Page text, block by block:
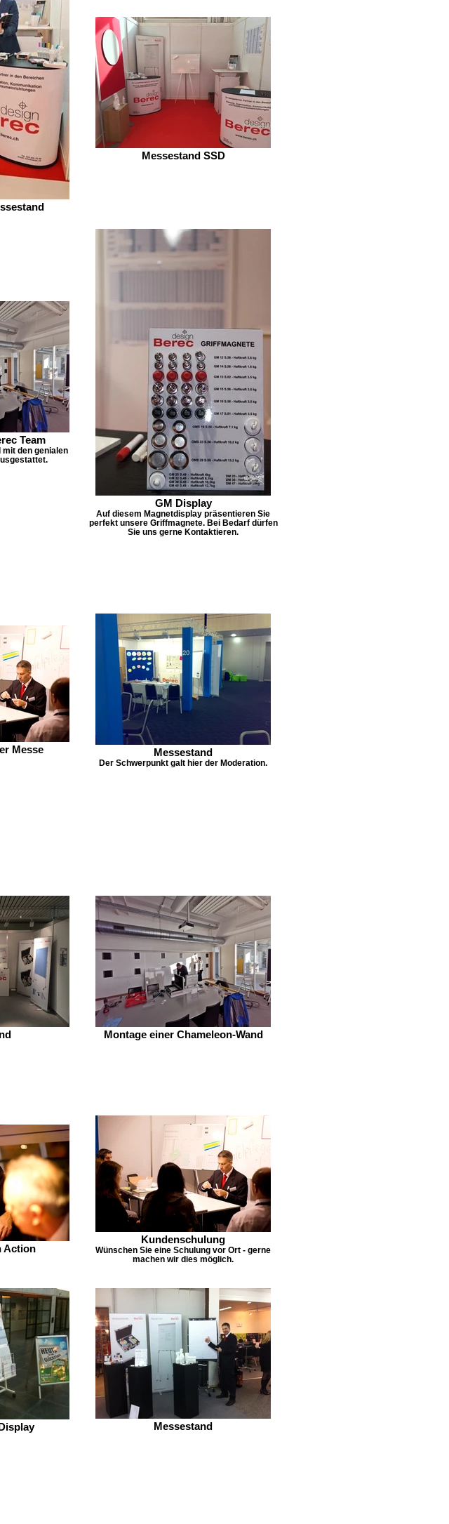
Messestand SSD
Team
mit den genialen
GM Display
Auf diesem Magnetdisplay präsentieren Sie
perfekt unsere Griffmagnete. Bei Bedarf dürfen
Sie uns gerne Kontaktieren.
Messe Messestand
Der Schwerpunkt galt hier der Moderation.
Montage einer Chameleon-Wand
Action
Kundenschulung
Wünschen Sie eine Schulung vor Ort - gerne
machen wir dies möglich.
Messestand